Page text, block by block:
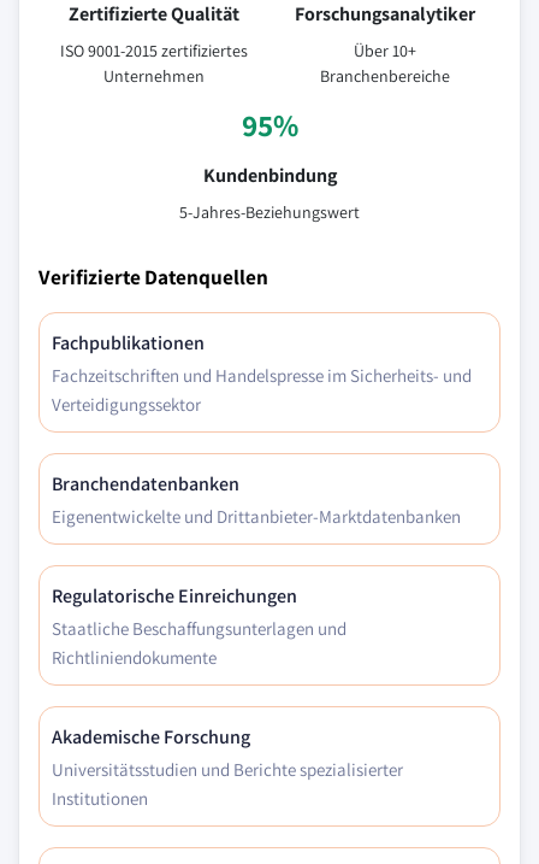
Zertifizierte Qualität
ISO 9001-2015 zertifiziertes
Unternehmen
Forschungsanalytiker
Über 10+
Branchenbereiche
95%
Kundenbindung
5-Jahres-Beziehungswert
Verifizierte Datenquellen
Fachpublikationen
Fachzeitschriften und Handelspresse im Sicherheits- und
Verteidigungssektor
Branchendatenbanken
Eigenentwickelte und Drittanbieter-Marktdatenbanken
Regulatorische Einreichungen
Staatliche Beschaffungsunterlagen und
Richtliniendokumente
Akademische Forschung
Universitätsstudien und Berichte spezialisierter
Institutionen